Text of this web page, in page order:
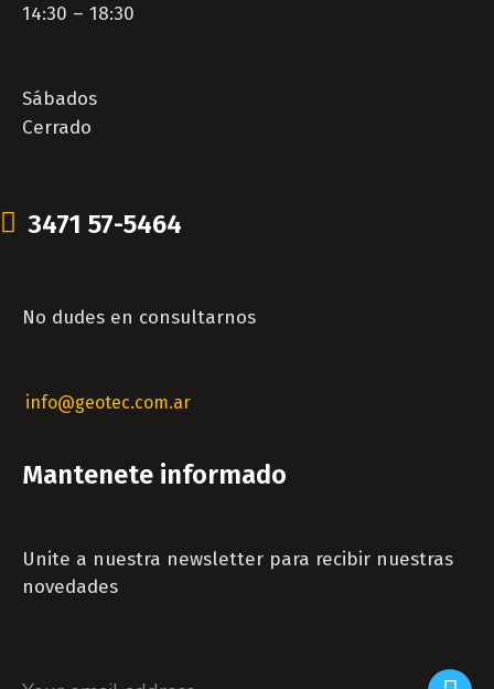
14:30 – 18:30
Sábados
Cerrado
3471 57-5464
No dudes en consultarnos
info@geotec.com.ar
Mantenete informado
Unite a nuestra newsletter para recibir nuestras
novedades